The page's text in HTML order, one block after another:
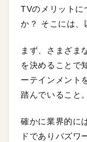
TVのメリットに
か？ そこには、
まず、さまざま
を決めることで
ーテインメント
踏んでいること。
確かに業界的に
ドでありバズワ